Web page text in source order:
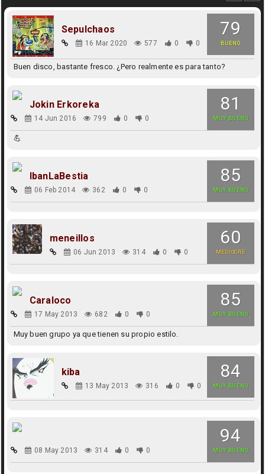
79
BUENO
Sepulchaos
16 Mar 2020 577 0 0
Buen disco, bastante fresco. ¿Pero realmente es para tanto?
81
MUY BUENO
Jokin Erkoreka
14 Jun 2016 799 0 0
💪
85
MUY BUENO
IbanLaBestia
06 Feb 2014 362 0 0
60
MEDIOCRE
meneillos
06 Jun 2013 314 0 0
85
MUY BUENO
Caraloco
17 May 2013 682 0 0
Muy buen grupo ya que tienen su propio estilo.
84
MUY BUENO
kiba
13 May 2013 316 0 0
94
MUY BUENO
08 May 2013 314 0 0